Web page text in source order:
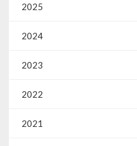
2025
2024
2023
2022
2021